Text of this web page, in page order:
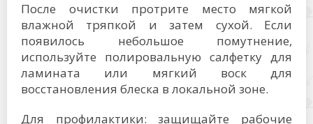
После очистки протрите место мягкой
влажной тряпкой и затем сухой. Если
появилось небольшое помутнение,
используйте полировальную салфетку для
ламината или мягкий воск для
восстановления блеска в локальной зоне.
Для профилактики: защищайте рабочие